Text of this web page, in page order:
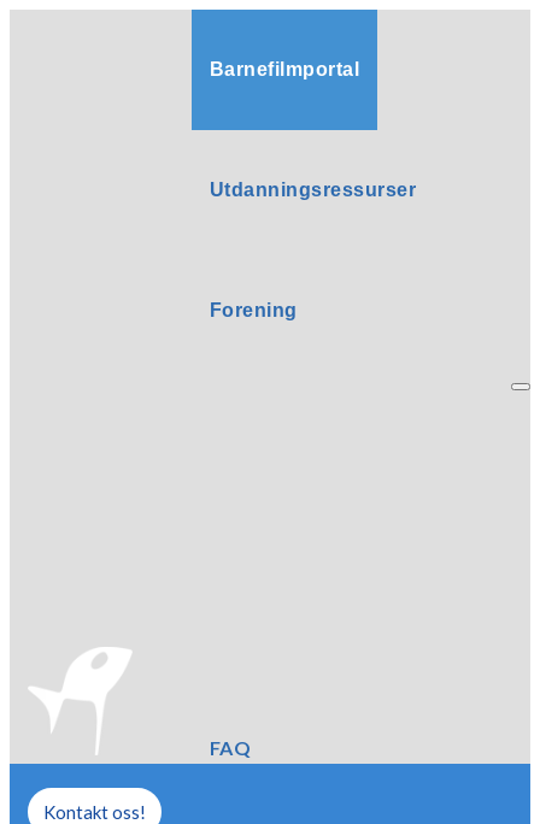
Barnefilmportal
Utdanningsressurser
Forening
FAQ
Kontakt oss!